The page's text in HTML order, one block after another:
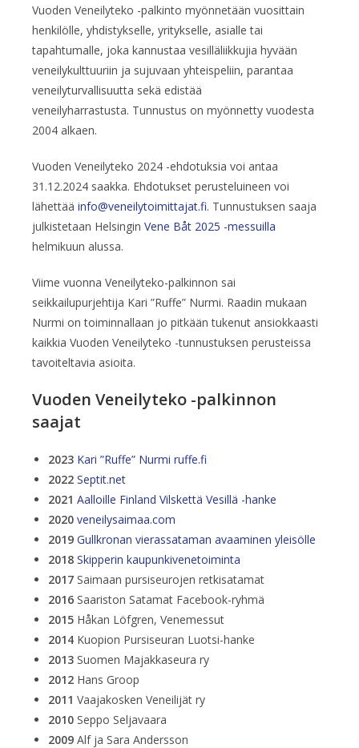
Vuoden Veneilyteko -palkinto myönnetään vuosittain
henkilölle, yhdistykselle, yritykselle, asialle tai
tapahtumalle, joka kannustaa vesilläliikkujia hyvään
veneilykulttuuriin ja sujuvaan yhteispeliin, parantaa
veneilyturvallisuutta sekä edistää
veneilyharrastusta. Tunnustus on myönnetty vuodesta
2004 alkaen.
Vuoden Veneilyteko 2024 -ehdotuksia voi antaa
31.12.2024 saakka. Ehdotukset perusteluineen voi
lähettää info@veneilytoimittajat.fi. Tunnustuksen saaja
julkistetaan Helsingin Vene Båt 2025 -messuilla
helmikuun alussa.
Viime vuonna Veneilyteko-palkinnon sai
seikkailupurjehtija Kari ”Ruffe” Nurmi. Raadin mukaan
Nurmi on toiminnallaan jo pitkään tukenut ansiokkaasti
kaikkia Vuoden Veneilyteko -tunnustuksen perusteissa
tavoiteltavia asioita.
Vuoden Veneilyteko -palkinnon
saajat
2023 Kari ”Ruffe” Nurmi ruffe.fi
2022 Septit.net
2021 Aalloille Finland Vilskettä Vesillä -hanke
2020 veneilysaimaa.com
2019 Gullkronan vierassataman avaaminen yleisölle
2018 Skipperin kaupunkivenetoiminta
2017 Saimaan pursiseurojen retkisatamat
2016 Saariston Satamat Facebook-ryhmä
2015 Håkan Löfgren, Venemessut
2014 Kuopion Pursiseuran Luotsi-hanke
2013 Suomen Majakkaseura ry
2012 Hans Groop
2011 Vaajakosken Veneilijät ry
2010 Seppo Seljavaara
2009 Alf ja Sara Andersson